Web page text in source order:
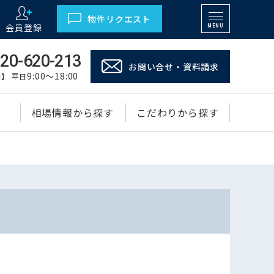
会員登録
物件リクエスト
MENU
620-213
平日9:00～18:00
お問い合せ・資料請求
相場情報から探す こだわりから探す